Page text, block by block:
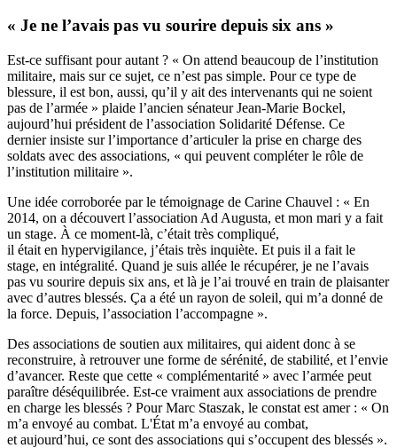
« Je ne l’avais pas vu sourire depuis six ans »
Est-ce suffisant pour autant ? « On attend beaucoup de l’institution
militaire, mais sur ce sujet, ce n’est pas simple. Pour ce type de
blessure, il est bon, aussi, qu’il y ait des intervenants qui ne soient
pas de l’armée » plaide l’ancien sénateur Jean-Marie Bockel,
aujourd’hui président de l’association Solidarité Défense. Ce
dernier insiste sur l’importance d’articuler la prise en charge des
soldats avec des associations, « qui peuvent compléter le rôle de
l’institution militaire ».
Une idée corroborée par le témoignage de Carine Chauvel : « En
2014, on a découvert l’association Ad Augusta, et mon mari y a fait
un stage. À ce moment-là, c’était très compliqué,
il était en hypervigilance, j’étais très inquiète. Et puis il a fait le
stage, en intégralité. Quand je suis allée le récupérer, je ne l’avais
pas vu sourire depuis six ans, et là je l’ai trouvé en train de plaisanter
avec d’autres blessés. Ça a été un rayon de soleil, qui m’a donné de
la force. Depuis, l’association l’accompagne ».
Des associations de soutien aux militaires, qui aident donc à se
reconstruire, à retrouver une forme de sérénité, de stabilité, et l’envie
d’avancer. Reste que cette « complémentarité » avec l’armée peut
paraître déséquilibrée. Est-ce vraiment aux associations de prendre
en charge les blessés ? Pour Marc Staszak, le constat est amer : « On
m’a envoyé au combat. L'État m’a envoyé au combat,
et aujourd’hui, ce sont des associations qui s’occupent des blessés ».